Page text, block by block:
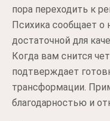
пора переходить к
Психика сообщает о
достаточной для
Когда вам снится
подтверждает
трансформации.
благодарностью и